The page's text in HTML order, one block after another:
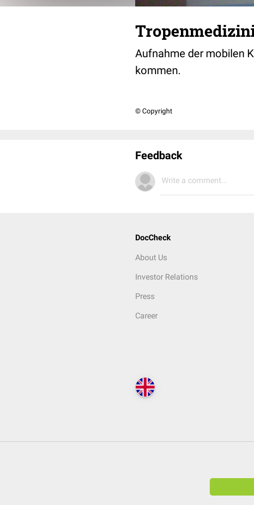
Aufnahme der mobilen
kommen.
© Copyright
Feedback
Write a comment...
DocCheck
About Us
Investor Relations
Press
Career